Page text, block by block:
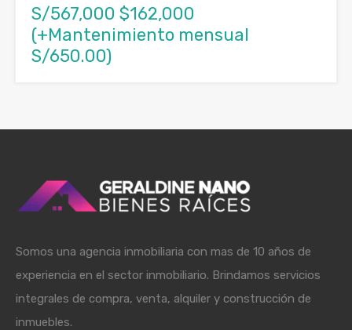
S/567,000 $162,000
(+Mantenimiento mensual
S/650.00)
Somos una agencia inmobiliaria con mas de 10 años de
experiencia en el sector inmobiliario. Brindamos servicios
integrales de compra, venta, alquiler y construcción de
inmuebles.